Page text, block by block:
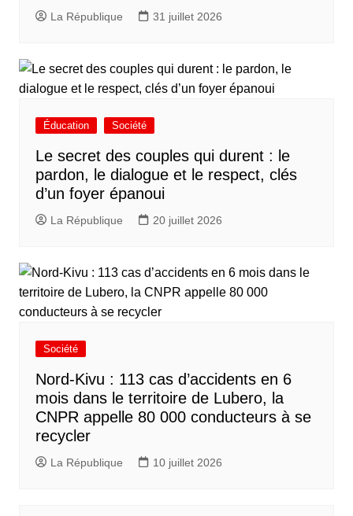
La République 31 juillet 2026
Éducation Société
Le secret des couples qui durent : le
pardon, le dialogue et le respect, clés
d’un foyer épanoui
La République 20 juillet 2026
Société
Nord-Kivu : 113 cas d’accidents en 6
mois dans le territoire de Lubero, la
CNPR appelle 80 000 conducteurs à se
recycler
La République 10 juillet 2026